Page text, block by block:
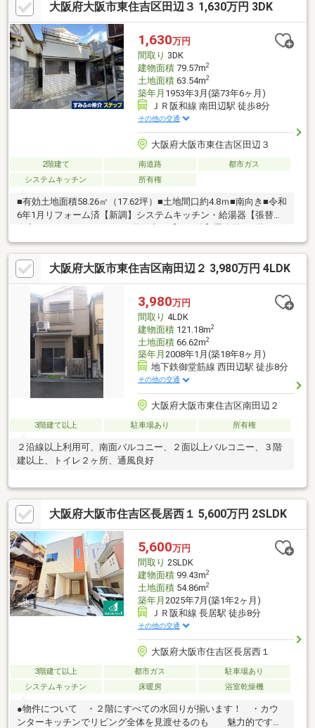
大阪府大阪市東住吉区田辺３ 1,630万円 3DK
1,630万円
間取り 3DK
建物面積79.57m2
土地面積63.54m2
築年月 1953年3月(築73年6ヶ月)
ＪＲ阪和線 南田辺駅 徒歩8分
その他の交通
大阪府大阪市東住吉区田辺３
2階建て 南道路
都市ガス
システムキッチン
所有権
■有効土地面積58.26㎡（17.62坪）■土地間口約4.8ｍ■南向き■令和
6年1月リフォーム済【新調】システムキッチン・給湯器【張替】
全室クロス・カーペット（2階洋室）【その他】畳表替（1階・2
階和室） 防水塗装（2階バルコニー部分）■4沿線4駅利用可 JR
阪和線「南田辺」駅 徒歩8分 大阪メトロ谷町線「田辺」駅 徒
歩9分 近鉄南大阪線「今川」駅 徒歩11分 大阪メトロ御堂筋
線「西田辺」駅 徒歩13分＊間取図面や写真では判断できない部
分もありますので、まずは是非「現地」をご覧下さい！
大阪府大阪市東住吉区南田辺２ 3,980万円 4LDK
3,980万円
間取り 4LDK
建物面積121.18m2
土地面積66.62m2
築年月 2008年1月(築18年8ヶ月)
地下鉄御堂筋線 西田辺駅 徒歩8分
その他の交通
大阪府大阪市東住吉区南田辺２
3階建て以上 駐車場あり 所有権
２沿線以上利用可、南面バルコニー、２面以上バルコニー、３階
建以上、トイレ２ヶ所、通風良好
大阪府大阪市住吉区長居西１ 5,600万円 2SLDK
5,600万円
間取り 2SLDK
建物面積99.43m2
土地面積54.86m2
築年月 2025年7月(築1年2ヶ月)
ＪＲ阪和線 長居駅 徒歩8分
その他の交通
大阪府大阪市住吉区長居西１
3階建て以上 都市ガス
駐車場あり
システムキッチン
床暖房 浴室乾燥機
●物件について ・２階にすべての水回りが揃います！ ・カウ
ンターキッチンでリビング全体を見渡せるのも 魅力的です